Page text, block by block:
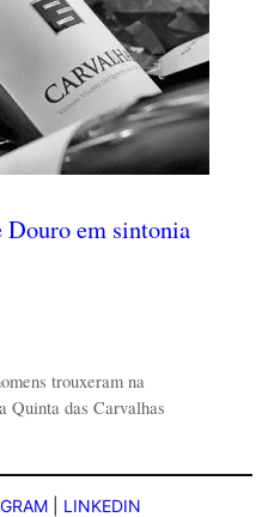
Douro em sintonia
trouxeram na
Quinta das Carvalhas
LINKEDIN